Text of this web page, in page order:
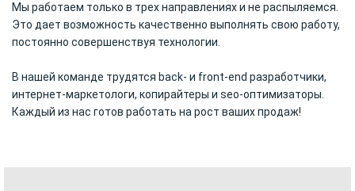
Мы работаем только в трех направлениях и не распыляемся.
Это дает возможность качественно выполнять свою работу,
постоянно совершенствуя технологии.
В нашей команде трудятся back- и front-end разработчики,
интернет-маркетологи, копирайтеры и seo-оптимизаторы.
Каждый из нас готов работать на рост ваших продаж!